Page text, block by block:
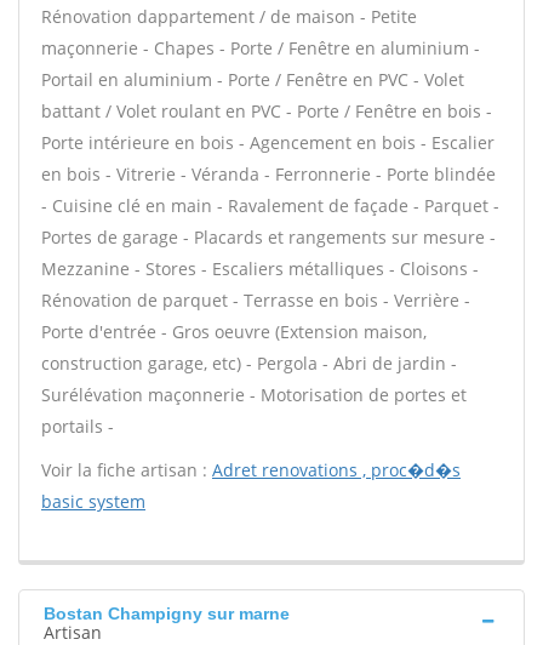
Rénovation dappartement / de maison - Petite
maçonnerie - Chapes - Porte / Fenêtre en aluminium -
Portail en aluminium - Porte / Fenêtre en PVC - Volet
battant / Volet roulant en PVC - Porte / Fenêtre en bois -
Porte intérieure en bois - Agencement en bois - Escalier
en bois - Vitrerie - Véranda - Ferronnerie - Porte blindée
- Cuisine clé en main - Ravalement de façade - Parquet -
Portes de garage - Placards et rangements sur mesure -
Mezzanine - Stores - Escaliers métalliques - Cloisons -
Rénovation de parquet - Terrasse en bois - Verrière -
Porte d'entrée - Gros oeuvre (Extension maison,
construction garage, etc) - Pergola - Abri de jardin -
Surélévation maçonnerie - Motorisation de portes et
portails -
Voir la fiche artisan : Adret renovations , proc�d�s
basic system
Bostan Champigny sur marne
Artisan